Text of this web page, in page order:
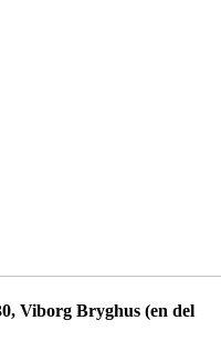
Viborg Bryghus (en del